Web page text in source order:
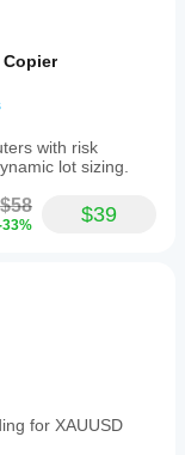
Copier
with risk
lot sizing.
$58
33% $39
for XAUUSD